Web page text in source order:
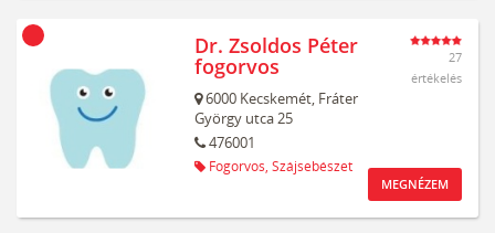
Dr. Zsoldos Péter
fogorvos
6000 Kecskemét, Fráter
György utca 25
476001
Fogorvos, Szájsebészet
27
értékelés
MEGNÉZEM